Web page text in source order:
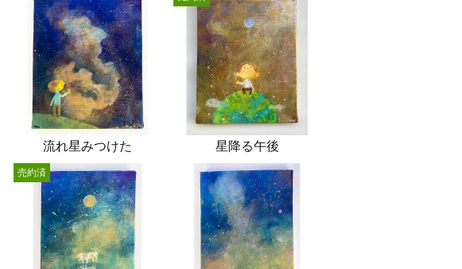
流れ星みつけた 星降る午後
売約済